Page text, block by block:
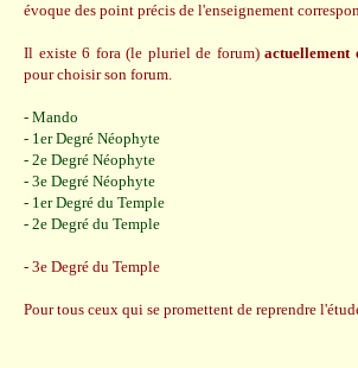
évoque des point précis de l'enseignement
Il existe 6 fora (le pluriel de forum)actuellement
pour choisir son forum.
- Mando
- 1er Degré Néophyte
- 2e Degré Néophyte
- 3e Degré Néophyte
- 1er Degré du Temple
- 2e Degré du Temple
- 3e Degré du Temple
Pour tous ceux qui se promettent de reprendre